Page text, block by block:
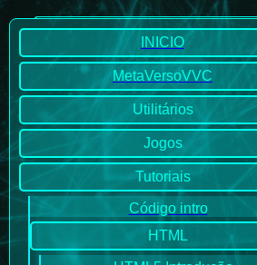
INICIO
MetaVersoVVC
Utilitários
Jogos
Tutoriais
Código intro
HTML